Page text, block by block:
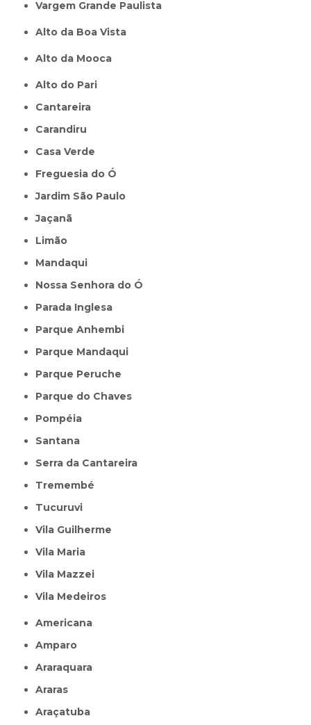
Vargem Grande Paulista
Alto da Boa Vista
Alto da Mooca
Alto do Pari
Cantareira
Carandiru
Casa Verde
Freguesia do Ó
Jardim São Paulo
Jaçanã
Limão
Mandaqui
Nossa Senhora do Ó
Parada Inglesa
Parque Anhembi
Parque Mandaqui
Parque Peruche
Parque do Chaves
Pompéia
Santana
Serra da Cantareira
Tremembé
Tucuruvi
Vila Guilherme
Vila Maria
Vila Mazzei
Vila Medeiros
Americana
Amparo
Araraquara
Araras
Araçatuba